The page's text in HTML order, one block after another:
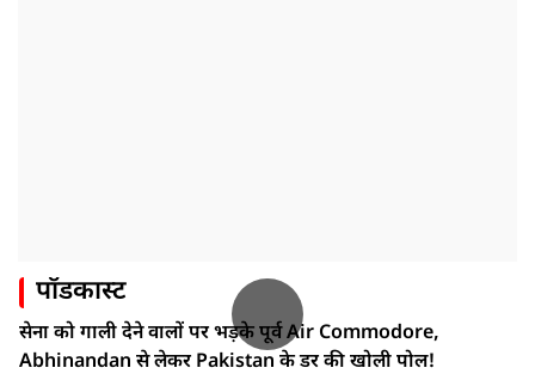
पॉडकास्ट
सेना को गाली देने वालों पर भड़के पूर्व Air Commodore,
Abhinandan से लेकर Pakistan के डर की खोली पोल!